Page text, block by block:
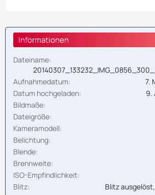
Informationen
Dateiname
Aufnahmedatum
7.
Datum hochgeladen
9.
Bildmaße
Dateigröße
Kameramodell
Belichtung
Blende
Brennweite
ISO-Empfindlichkeit
Blitz
Blitz